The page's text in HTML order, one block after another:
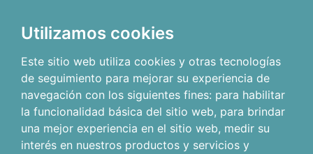
Utilizamos cookies
Este sitio web utiliza cookies y otras tecnologías
de seguimiento para mejorar su experiencia de
navegación con los siguientes fines: para habilitar
la funcionalidad básica del sitio web, para brindar
una mejor experiencia en el sitio web, medir su
interés en nuestros productos y servicios y